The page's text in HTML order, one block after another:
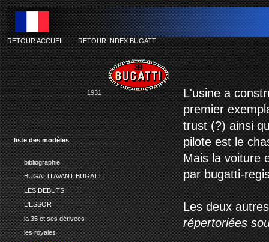
liste des modèles
bibliographie
BUGATTI AVANT BUGATTI
LES DEBUTS
L'ESSOR
la 35 et ses dérivees
les royales
RETOUR ACCUEIL-RETOUR INDEX BUGATTI
1931
L'usine a
premier
trust (?) ainsi
pilote est le
Mais la voiture
par bugatti-
Les deux
répertoriées